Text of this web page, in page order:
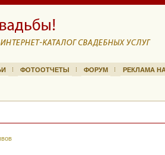
ФОТООТЧЕТЫ ФОРУМ РЕКЛАМА